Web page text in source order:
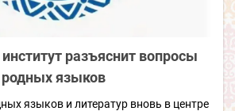
разъяснит вопросы
языков
языков и литератур вновь в центре